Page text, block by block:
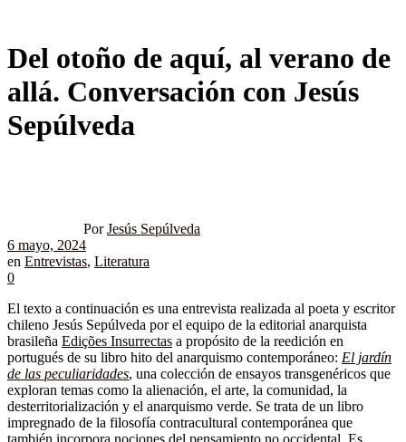
Del otoño de aquí, al verano de
allá. Conversación con Jesús
Sepúlveda
Por Jesús Sepúlveda
6 mayo, 2024
en Entrevistas, Literatura
0
El texto a continuación es una entrevista realizada al poeta y escritor
chileno Jesús Sepúlveda por el equipo de la editorial anarquista
brasileña Edições Insurrectas a propósito de la reedición en
portugués de su libro hito del anarquismo contemporáneo: El jardín
de las peculiaridades, una colección de ensayos transgenéricos que
exploran temas como la alienación, el arte, la comunidad, la
desterritorialización y el anarquismo verde. Se trata de un libro
impregnado de la filosofía contracultural contemporánea que